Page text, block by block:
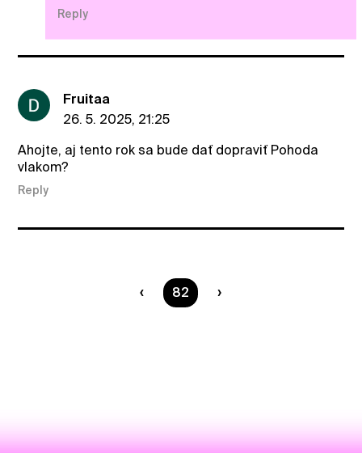
Reply
Fruitaa
26. 5. 2025, 21:25
Ahojte, aj tento rok sa bude dať dopraviť Pohoda
vlakom?
Reply
You are on page
82